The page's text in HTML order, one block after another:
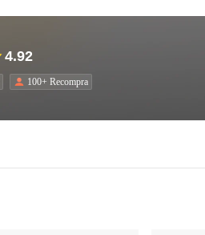
4.92
100+ Recompra